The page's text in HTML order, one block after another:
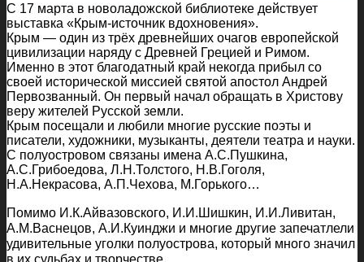
С 17 марта в новоладожской библиотеке действует
выставка «Крым-источник вдохновения».
Крым — один из трёх древнейших очагов европейской
цивилизации наряду с Древней Грецией и Римом.
Именно в этот благодатный край некогда прибыл со
своей исторической миссией святой апостол Андрей
Первозванный. Он первый начал обращать в Христову
веру жителей Русской земли.
Крым посещали и любили многие русские поэты и
писатели, художники, музыканты, деятели театра и науки.
С полуостровом связаны имена А.С.Пушкина,
А.С.Грибоедова, Л.Н.Толстого, Н.В.Гоголя,
Н.А.Некрасова, А.П.Чехова, М.Горького…
Помимо И.К.Айвазовского, И.И.Шишкин, И.И.Ливитан,
А.М.Васнецов, А.И.Куинджи и многие другие запечатлели
удивительные уголки полуострова, который много значил
в их судьбах и творчестве.